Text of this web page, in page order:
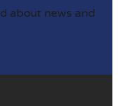
about news and